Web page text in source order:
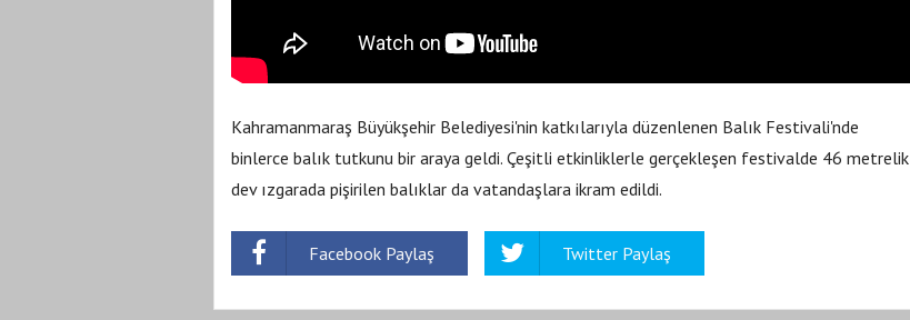
Kahramanmaraş Büyükşehir Belediyesi'nin katkılarıyla düzenlenen Balık Festivali'nde
binlerce balık tutkunu bir araya geldi. Çeşitli etkinliklerle gerçekleşen festivalde 46 metrelik
dev ızgarada pişirilen balıklar da vatandaşlara ikram edildi.
Facebook Paylaş Twitter Paylaş